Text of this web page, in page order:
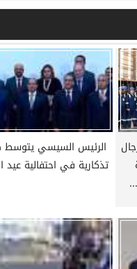
الرئيس السيسي يتوسط
تذكارية في احتفالية عيد